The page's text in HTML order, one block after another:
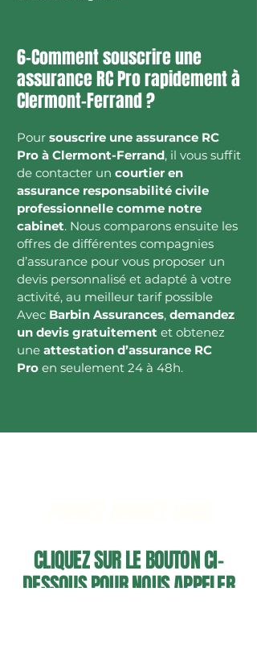
6-Comment souscrire une
assurance RC Pro rapidement à
Clermont-Ferrand ?
Pour souscrire une assurance RC
Pro à Clermont-Ferrand, il vous suffit
de contacter un courtier en
assurance responsabilité civile
professionnelle comme notre
cabinet. Nous comparons ensuite les
offres de différentes compagnies
d’assurance pour vous proposer un
devis personnalisé et adapté à votre
activité, au meilleur tarif possible
Avec Barbin Assurances, demandez
un devis gratuitement et obtenez
une attestation d’assurance RC
Pro en seulement 24 à 48h.
CLIQUEZ SUR LE BOUTON CI-
DESSOUS POUR NOUS APPELER